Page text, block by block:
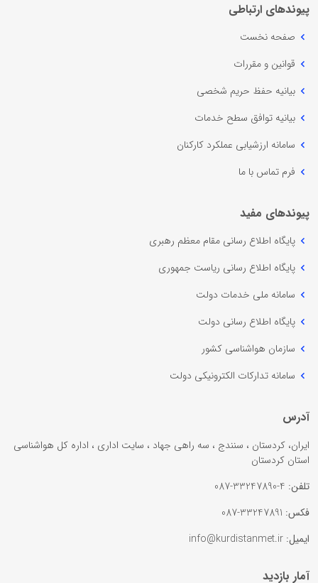
پیوندهای ارتباطی
صفحه نخست
قوانین و مقررات
بیانیه حفظ حریم شخصی
بیانیه توافق سطح خدمات
سامانه ارزشیابی عملکرد کارکنان
فرم تماس با ما
پیوندهای مفید
پایگاه اطلاع رسانی مقام معظم رهبری
پایگاه اطلاع رسانی ریاست جمهوری
سامانه ملی خدمات دولت
پایگاه اطلاع رسانی دولت
سازمان هواشناسی کشور
سامانه تدارکات الکترونیکی دولت
آدرس
ایران، کردستان ، سنندج ، سه راهی جهاد ، سایت اداری ، اداره کل هواشناسی
استان کردستان
تلفن:
فکس:
ایمیل:
آمار بازدید